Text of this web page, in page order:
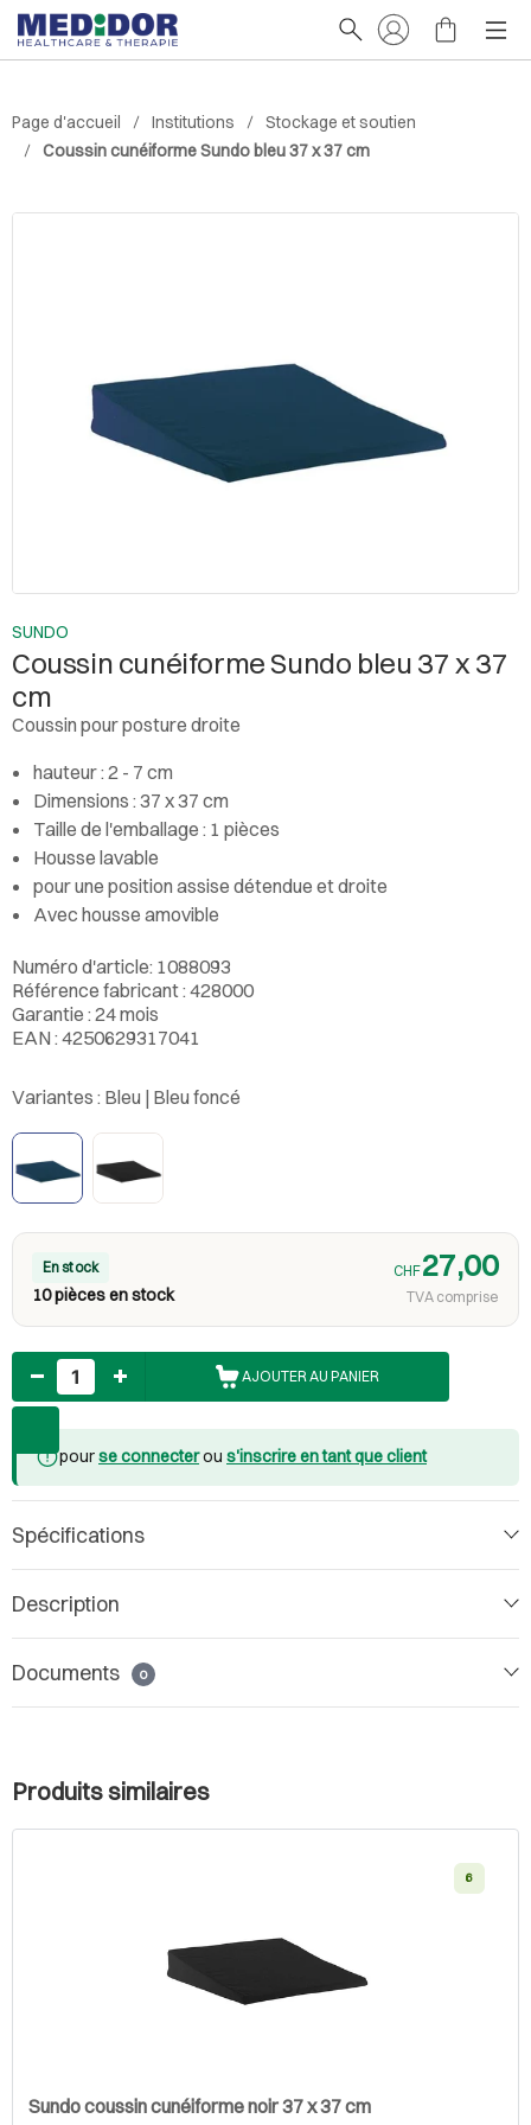
Page d'accueil Institutions
Stockage et soutien
Coussin cunéiforme Sundo bleu 37 x 37 cm
SUNDO
Coussin cunéiforme Sundo bleu 37 x 37
cm
Coussin pour posture droite
hauteur : 2 - 7 cm
Dimensions : 37 x 37 cm
Taille de l'emballage : 1 pièces
Housse lavable
pour une position assise détendue et droite
Avec housse amovible
Numéro d'article: 1088093
Référence fabricant : 428000
Garantie : 24 mois
EAN : 4250629317041
Variantes : Bleu | Bleu foncé
En stock
10 pièces en stock
CHF27,00
TVA comprise
Nombre
AJOUTER AU PANIER
pourse connecterou s'inscrire en tant que client
Spécifications
Description
Documents 0
Produits similaires
6
Sundo coussin cunéiforme noir 37 x 37 cm